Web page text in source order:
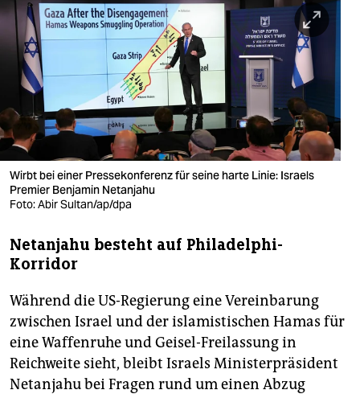
nord
wahrheit
verlag
verlag
veranstaltungen
shop
fragen & hilfe
unterstützen
abo
genossenschaft
epaper login
Wirbt bei einer Pressekonferenz für seine harte Linie: Israels
Premier Benjamin Netanjahu
Foto: Abir Sultan/ap/dpa
Netanjahu besteht auf Philadelphi-
Korridor
Während die US-Regierung eine Vereinbarung
zwischen Israel und der islamistischen Hamas für
eine Waffenruhe und Geisel-Freilassung in
Reichweite sieht, bleibt Israels Ministerpräsident
Netanjahu bei Fragen rund um einen Abzug